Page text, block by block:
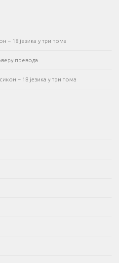
– 18 језика у три тома
превода
– 18 језика у три тома